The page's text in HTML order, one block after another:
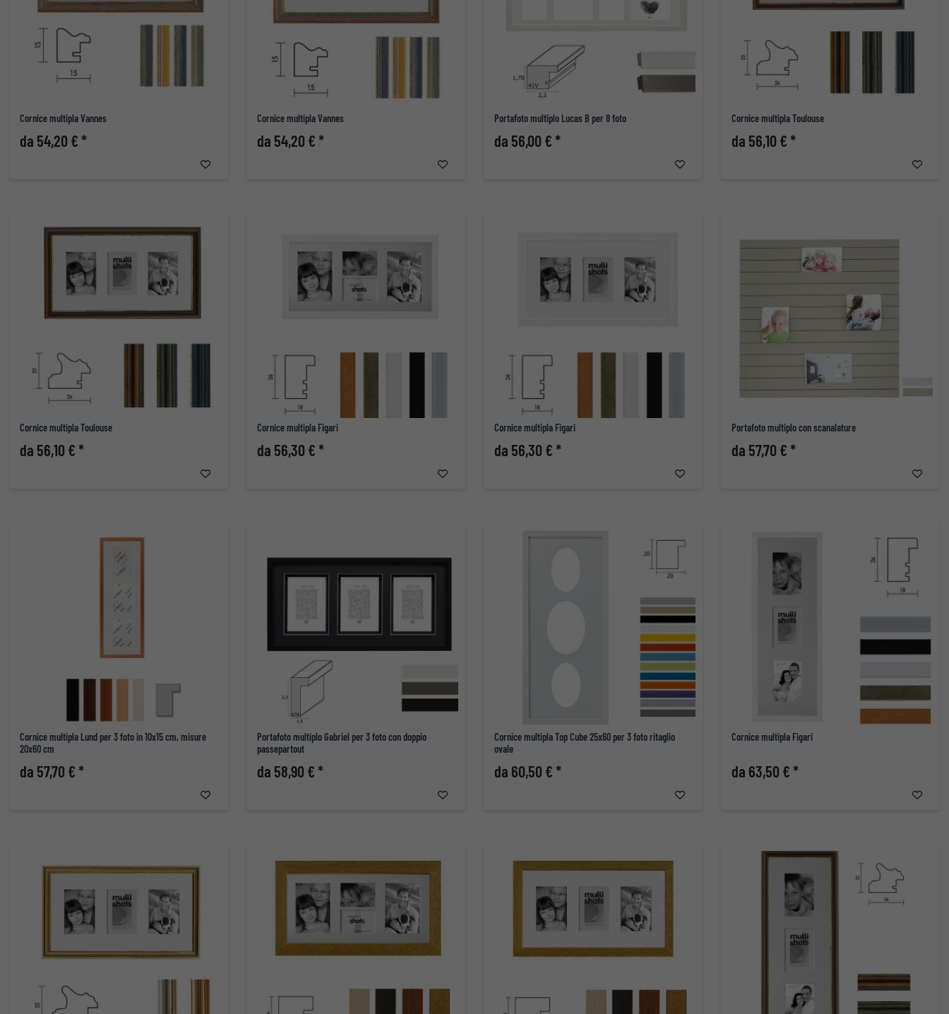
Cornice multipla Vannes
da 54,20 € *
Cornice multipla Vannes
da 54,20 € *
Portafoto multiplo Lucas B per 8 foto
da 56,00 € *
Cornice multipla Toulouse
da 56,10 € *
Cornice multipla Toulouse
da 56,10 € *
Cornice multipla Figari
da 56,30 € *
Cornice multipla Figari
da 56,30 € *
Portafoto multiplo con scanalature
da 57,70 € *
Cornice multipla Lund per 3 foto in 10x15 cm, misure
20x60 cm
da 57,70 € *
Portafoto multiplo Gabriel per 3 foto con doppio
passepartout
da 58,90 € *
Cornice multipla Top Cube 25x60 per 3 foto ritaglio
ovale
da 60,50 € *
Cornice multipla Figari
da 63,50 € *